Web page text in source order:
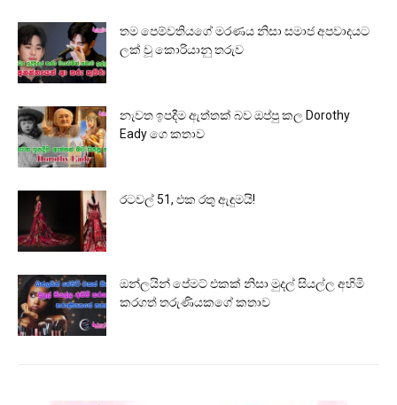
තම පෙම්වතියගේ මරණය නිසා සමාජ අපවාදයට
ලක් වූ කොරියානු තරුව
නැවත ඉපදීම ඇත්තක් බව ඔප්පු කල Dorothy
Eady ගෙ කතාව
රටවල් 51, එක රතු ඇඳුමයි!
ඔන්ලයින් පේමට් එකක් නිසා මුදල් සියල්ල අහිමි
කරගත් තරුණියකගේ කතාව